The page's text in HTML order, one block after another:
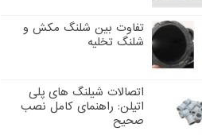
تفاوت بین شلنگ مکش و
شلنگ تخلیه
اتصالات شیلنگ های پلی
اتیلن: راهنمای کامل نصب
صحیح